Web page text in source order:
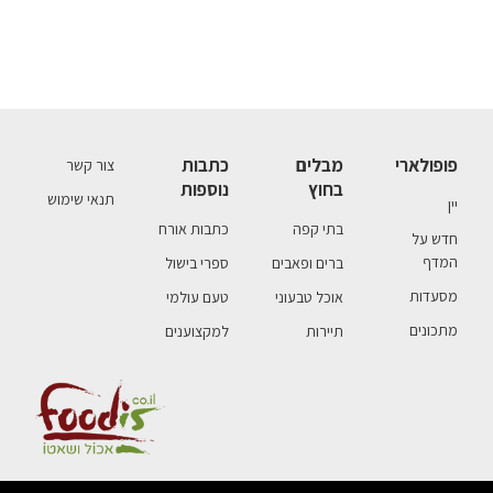
פופולארי
יין
חדש על
המדף
מסעדות
מתכונים
מבלים
בחוץ
בתי קפה
ברים ופאבים
אוכל טבעוני
תיירות
כתבות
נוספות
כתבות אורח
ספרי בישול
טעם עולמי
למקצוענים
צור קשר
תנאי שימוש